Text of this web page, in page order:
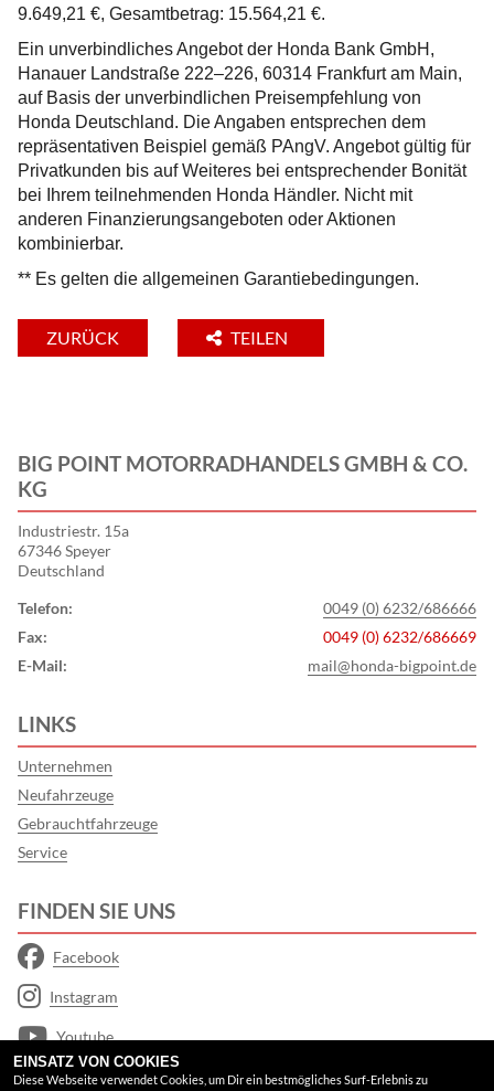
9.649,21 €, Gesamtbetrag: 15.564,21 €.
Ein unverbindliches Angebot der Honda Bank GmbH,
Hanauer Landstraße 222–226, 60314 Frankfurt am Main,
auf Basis der unverbindlichen Preisempfehlung von
Honda Deutschland. Die Angaben entsprechen dem
repräsentativen Beispiel gemäß PAngV. Angebot gültig für
Privatkunden bis auf Weiteres bei entsprechender Bonität
bei Ihrem teilnehmenden Honda Händler. Nicht mit
anderen Finanzierungsangeboten oder Aktionen
kombinierbar.
** Es gelten die allgemeinen Garantiebedingungen.
ZURÜCK TEILEN
BIG POINT MOTORRADHANDELS GMBH & CO.
KG
Industriestr. 15a
67346 Speyer
Deutschland
Telefon:
0049 (0) 6232/686666
Fax:
0049 (0) 6232/686669
E-Mail:
mail@honda-bigpoint.de
LINKS
Unternehmen
Neufahrzeuge
Gebrauchtfahrzeuge
Service
FINDEN SIE UNS
Facebook
Instagram
Youtube
Google Maps
EINSATZ VON COOKIES
Diese Webseite verwendet Cookies, um Dir ein bestmögliches Surf-Erlebnis zu